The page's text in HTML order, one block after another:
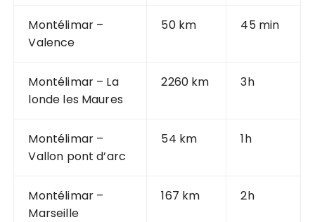
Montélimar –
Valence
50 km 45 min
Montélimar – La
londe les Maures
2260 km 3h
Montélimar –
Vallon pont d’arc
54 km 1h
Montélimar –
Marseille
167 km 2h